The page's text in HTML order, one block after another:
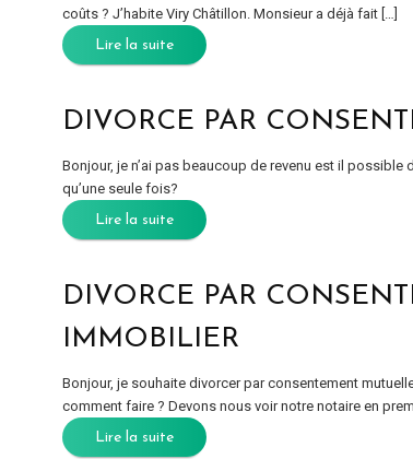
coûts ? J’habite Viry Châtillon. Monsieur a déjà fait […]
Lire la suite
DIVORCE PAR
Bonjour, je n’ai pas beaucoup de revenu est il possible
qu’une seule fois?
Lire la suite
DIVORCE PAR
IMMOBILIER
Bonjour, je souhaite divorcer par consentement
comment faire ? Devons nous voir notre notaire en
Lire la suite